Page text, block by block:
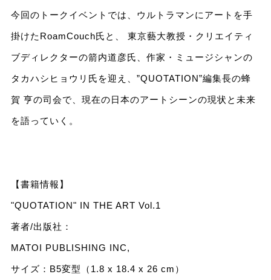
今回のトークイベントでは、ウルトラマンにアートを手
掛けたRoamCouch氏と、 東京藝大教授・クリエイティ
ブディレクターの箭内道彦氏、作家・ミュージシャンの
タカハシヒョウリ氏を迎え、”QUOTATION”編集長の蜂
賀 亨の司会で、現在の日本のアートシーンの現状と未来
を語っていく。
【書籍情報】
"QUOTATION" IN THE ART Vol.1
著者/出版社：
MATOI PUBLISHING INC,
サイズ：B5変型（1.8 x 18.4 x 26 cm）